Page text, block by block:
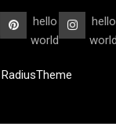
hello
world
hello
RadiusTheme